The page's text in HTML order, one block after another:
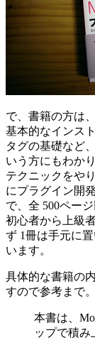
で、書籍の方は
基本的なインス
タグの基礎など
いう方にもわか
テクニックをや
にプラグイン開
で、全 500ペー
初心者から上級
ず 1冊は手元に
います。
具体的な書籍の
すので参考まで。
本書は、
ップで積み